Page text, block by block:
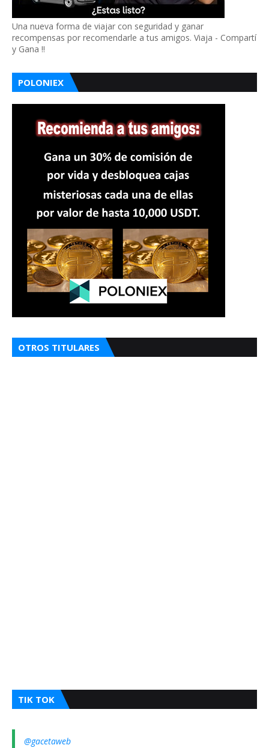
Una nueva forma de viajar con seguridad y ganar
recompensas por recomendarle a tus amigos. Viaja - Compartí
y Gana !!
POLONIEX
OTROS TITULARES
TIK TOK
@gacetaweb